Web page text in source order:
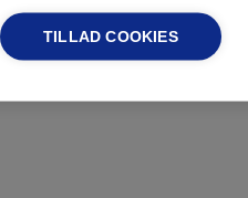
TILLAD COOKIES